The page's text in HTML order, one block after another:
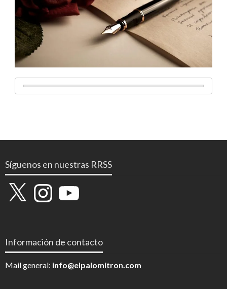
Síguenos en nuestras RRSS
X InstagramYouTube
Información de contacto
Mail general: info@elpalomitron.com